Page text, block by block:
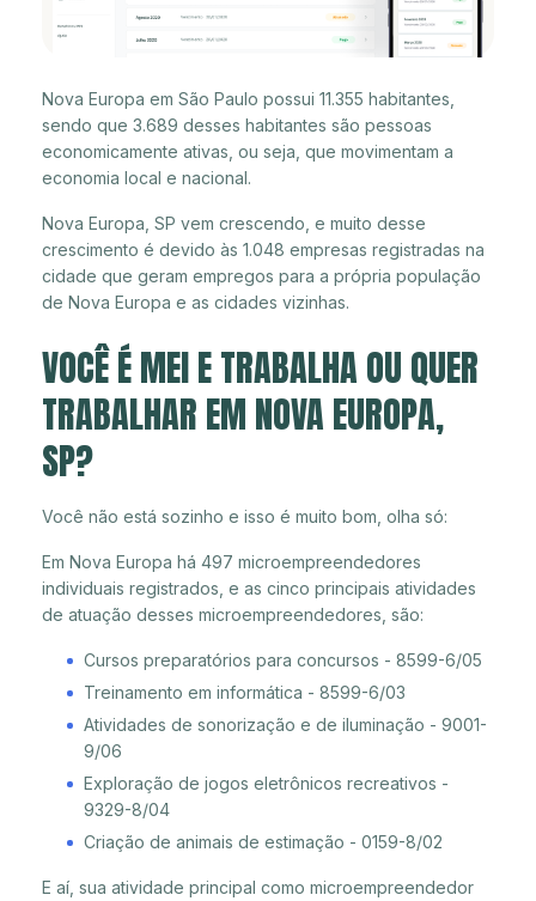
Nova Europa em São Paulo possui 11.355 habitantes,
sendo que 3.689 desses habitantes são pessoas
economicamente ativas, ou seja, que movimentam a
economia local e nacional.
Nova Europa, SP vem crescendo, e muito desse
crescimento é devido às 1.048 empresas registradas na
cidade que geram empregos para a própria população
de Nova Europa e as cidades vizinhas.
VOCÊ É MEI E TRABALHA OU QUER
TRABALHAR EM NOVA EUROPA,
SP?
Você não está sozinho e isso é muito bom, olha só:
Em Nova Europa há 497 microempreendedores
individuais registrados, e as cinco principais atividades
de atuação desses microempreendedores, são:
Cursos preparatórios para concursos - 8599-6/05
Treinamento em informática - 8599-6/03
Atividades de sonorização e de iluminação - 9001-
9/06
Exploração de jogos eletrônicos recreativos -
9329-8/04
Criação de animais de estimação - 0159-8/02
E aí, sua atividade principal como microempreendedor